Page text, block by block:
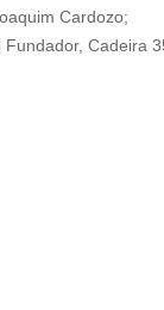
Cardozo;
Cadeira